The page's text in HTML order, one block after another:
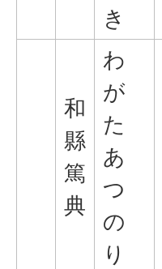
き
和
縣
篤
典
わ
が
た
あ
つ
の
り